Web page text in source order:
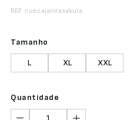
REF. cuecajanirasakura
Tamanho
L XL XXL
Quantidade